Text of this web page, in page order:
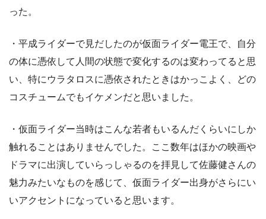
った。
・平成ライダーで見だしたのが仮面ライダー電王で、自分
の体に憑依して人間の状態で変化するのは変わってると思
い、特にウラタロスに憑依されたときはかっこよく、どの
コスチュームでもイケメンだと思いました。
・仮面ライダー当時はこんな若者もいるんだくらいにしか
触れることはありませんでした。ここ数年はほかの映画や
ドラマに出演していらっしゃるのを拝見して佐藤健さんの
魅力みたいなものを感じて、仮面ライダー出身がさらにい
いアクセントになっていると思います。